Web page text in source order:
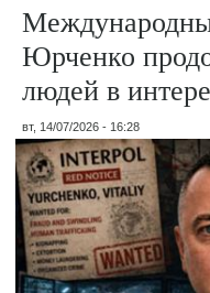
Юрченко
людей в
вт, 14/07/2026 - 16:28